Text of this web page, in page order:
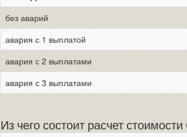
без аварий
авария с 1 выплатой
авария с 2 выплатами
авария с 3 выплатами
Из чего состоит расчет